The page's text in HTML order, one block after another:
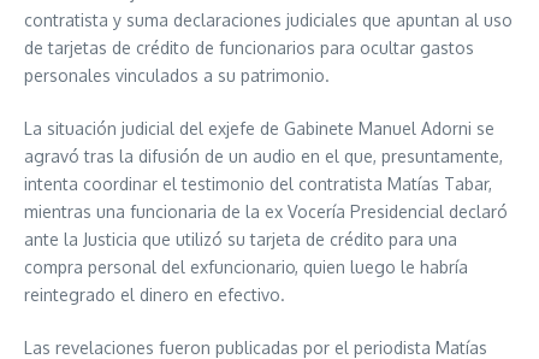
contratista y suma declaraciones judiciales que apuntan al uso
de tarjetas de crédito de funcionarios para ocultar gastos
personales vinculados a su patrimonio.
La situación judicial del exjefe de Gabinete Manuel Adorni se
agravó tras la difusión de un audio en el que, presuntamente,
intenta coordinar el testimonio del contratista Matías Tabar,
mientras una funcionaria de la ex Vocería Presidencial declaró
ante la Justicia que utilizó su tarjeta de crédito para una
compra personal del exfuncionario, quien luego le habría
reintegrado el dinero en efectivo.
Las revelaciones fueron publicadas por el periodista Matías